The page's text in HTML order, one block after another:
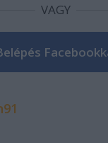
VAGY